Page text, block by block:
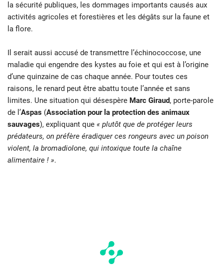
la sécurité publiques, les dommages importants causés aux
activités agricoles et forestières et les dégâts sur la faune et
la flore.
Il serait aussi accusé de transmettre l’échinococcose, une
maladie qui engendre des kystes au foie et qui est à l’origine
d’une quinzaine de cas chaque année. Pour toutes ces
raisons, le renard peut être abattu toute l’année et sans
limites. Une situation qui désespère Marc Giraud, porte-parole
de l’Aspas (Association pour la protection des animaux
sauvages), expliquant que « plutôt que de protéger leurs
prédateurs, on préfère éradiquer ces rongeurs avec un poison
violent, la bromadiolone, qui intoxique toute la chaîne
alimentaire ! ».